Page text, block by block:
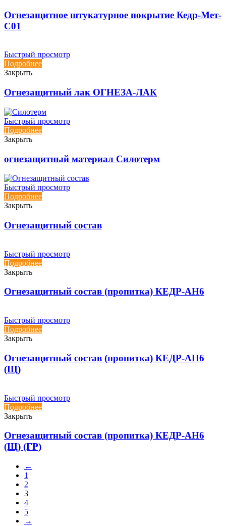
Огнезащитное штукатурное покрытие Кедр-Мет-
С01
Быстрый просмотр
Подробнее
Закрыть
Огнезащитный лак ОГНЕЗА-ЛАК
Быстрый просмотр
Подробнее
Закрыть
огнезащитный материал Силотерм
Быстрый просмотр
Подробнее
Закрыть
Огнезащитный состав
Быстрый просмотр
Подробнее
Закрыть
Огнезащитный состав (пропитка) КЕДР-АН6
Быстрый просмотр
Подробнее
Закрыть
Огнезащитный состав (пропитка) КЕДР-АН6
(Щ)
Быстрый просмотр
Подробнее
Закрыть
Огнезащитный состав (пропитка) КЕДР-АН6
(Щ) (ГР)
←
1
2
3
4
5
→